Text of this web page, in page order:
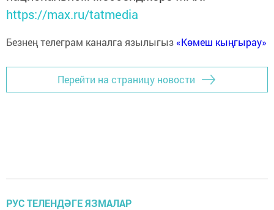
https://max.ru/tatmedia
Безнең телеграм каналга язылыгыз «Көмеш кыңгырау»
Перейти на страницу новости
РУС ТЕЛЕНДӘГЕ ЯЗМАЛАР